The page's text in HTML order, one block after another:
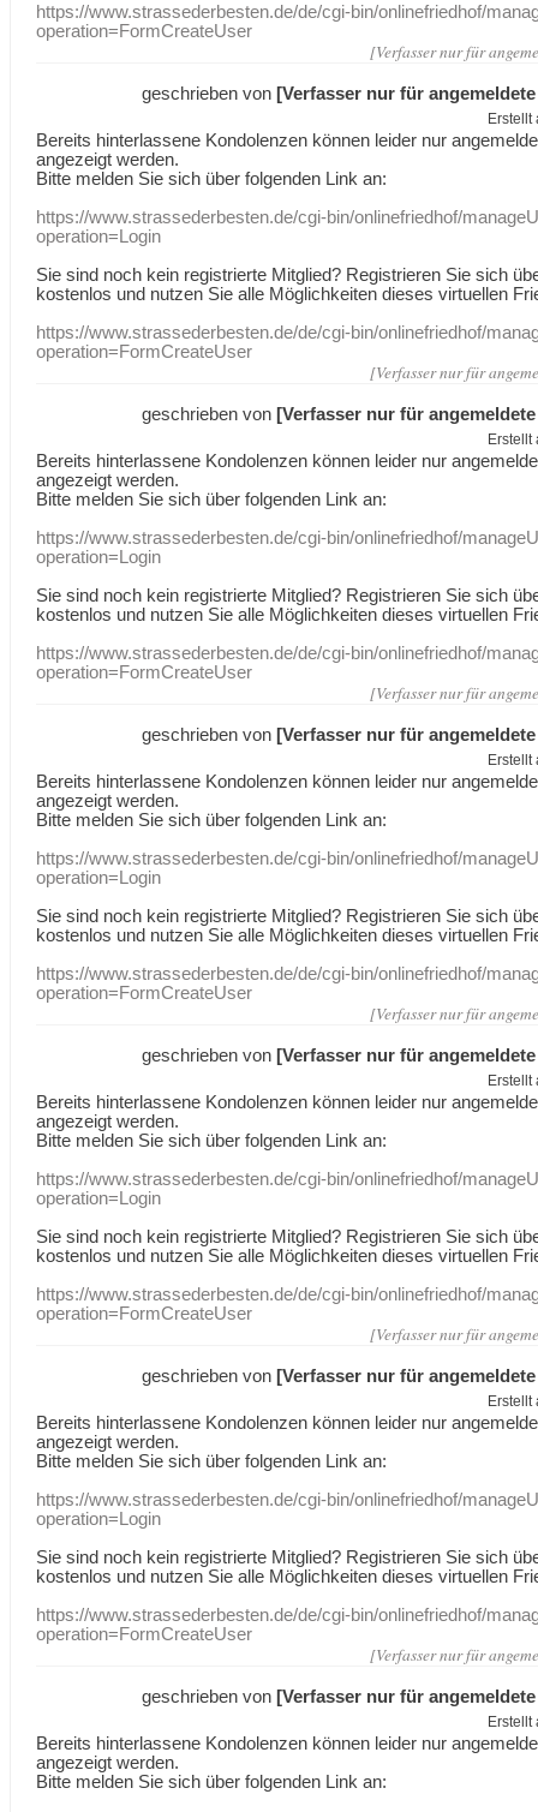
https://www.strassederbesten.de/de/cgi-bin/onlinefriedhof/
operation=FormCreateUser
[Verfasser nur für
geschrieben von [Verfasser nur für
Erstellt
Bereits hinterlassene Kondolenzen können leider nur
angezeigt werden.
Bitte melden Sie sich über folgenden Link an:
https://www.strassederbesten.de/cgi-bin/onlinefriedhof/
operation=Login
Sie sind noch kein registrierte Mitglied? Registrieren Sie sich
kostenlos und nutzen Sie alle Möglichkeiten dieses virtuellen
https://www.strassederbesten.de/de/cgi-bin/onlinefriedhof/
operation=FormCreateUser
[Verfasser nur für
geschrieben von [Verfasser nur für
Erstellt
Bereits hinterlassene Kondolenzen können leider nur
angezeigt werden.
Bitte melden Sie sich über folgenden Link an:
https://www.strassederbesten.de/cgi-bin/onlinefriedhof/
operation=Login
Sie sind noch kein registrierte Mitglied? Registrieren Sie sich
kostenlos und nutzen Sie alle Möglichkeiten dieses virtuellen
https://www.strassederbesten.de/de/cgi-bin/onlinefriedhof/
operation=FormCreateUser
[Verfasser nur für
geschrieben von [Verfasser nur für
Erstellt
Bereits hinterlassene Kondolenzen können leider nur
angezeigt werden.
Bitte melden Sie sich über folgenden Link an:
https://www.strassederbesten.de/cgi-bin/onlinefriedhof/
operation=Login
Sie sind noch kein registrierte Mitglied? Registrieren Sie sich
kostenlos und nutzen Sie alle Möglichkeiten dieses virtuellen
https://www.strassederbesten.de/de/cgi-bin/onlinefriedhof/
operation=FormCreateUser
[Verfasser nur für
geschrieben von [Verfasser nur für
Erstellt
Bereits hinterlassene Kondolenzen können leider nur
angezeigt werden.
Bitte melden Sie sich über folgenden Link an:
https://www.strassederbesten.de/cgi-bin/onlinefriedhof/
operation=Login
Sie sind noch kein registrierte Mitglied? Registrieren Sie sich
kostenlos und nutzen Sie alle Möglichkeiten dieses virtuellen
https://www.strassederbesten.de/de/cgi-bin/onlinefriedhof/
operation=FormCreateUser
[Verfasser nur für
geschrieben von [Verfasser nur für
Erstellt
Bereits hinterlassene Kondolenzen können leider nur
angezeigt werden.
Bitte melden Sie sich über folgenden Link an:
https://www.strassederbesten.de/cgi-bin/onlinefriedhof/
operation=Login
Sie sind noch kein registrierte Mitglied? Registrieren Sie sich
kostenlos und nutzen Sie alle Möglichkeiten dieses virtuellen
https://www.strassederbesten.de/de/cgi-bin/onlinefriedhof/
operation=FormCreateUser
[Verfasser nur für
geschrieben von [Verfasser nur für
Erstellt
Bereits hinterlassene Kondolenzen können leider nur
angezeigt werden.
Bitte melden Sie sich über folgenden Link an: